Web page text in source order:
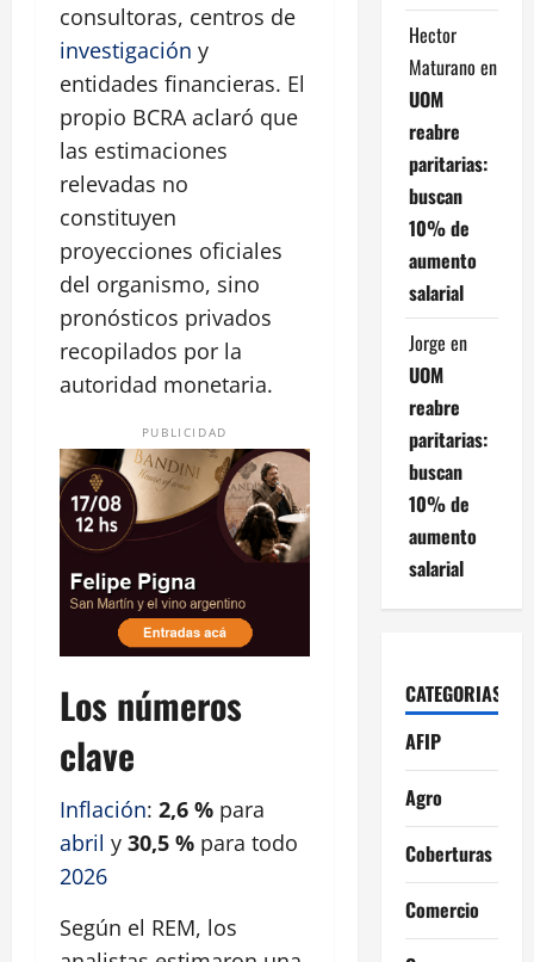
consultoras, centros de
investigación y
entidades financieras. El
propio BCRA aclaró que
las estimaciones
relevadas no
constituyen
proyecciones oficiales
del organismo, sino
pronósticos privados
recopilados por la
autoridad monetaria.
PUBLICIDAD
Los números
clave
Inflación: 2,6 % para
abril y 30,5 % para todo
2026
Según el REM, los
Hector
Maturano en
UOM
reabre
paritarias:
buscan
10% de
aumento
salarial
Jorge en
UOM
reabre
paritarias:
buscan
10% de
aumento
salarial
CATEGORIAS
AFIP
Agro
Coberturas
Comercio